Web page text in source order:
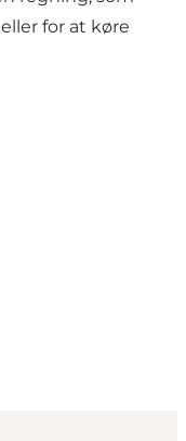
for at køre